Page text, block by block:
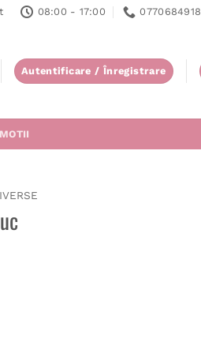
08:00 - 17:00 0770684918
Autentificare / Înregistrare